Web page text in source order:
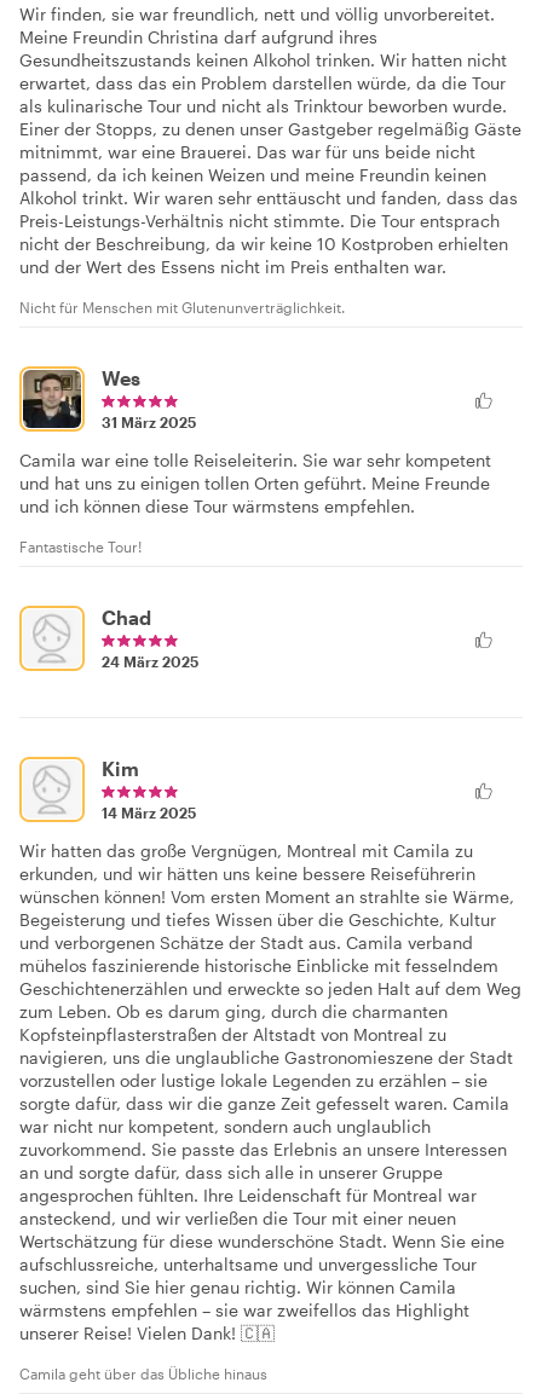
Wir finden, sie war freundlich, nett und völlig unvorbereitet.
Meine Freundin Christina darf aufgrund ihres
Gesundheitszustands keinen Alkohol trinken. Wir hatten nicht
erwartet, dass das ein Problem darstellen würde, da die Tour
als kulinarische Tour und nicht als Trinktour beworben wurde.
Einer der Stopps, zu denen unser Gastgeber regelmäßig Gäste
mitnimmt, war eine Brauerei. Das war für uns beide nicht
passend, da ich keinen Weizen und meine Freundin keinen
Alkohol trinkt. Wir waren sehr enttäuscht und fanden, dass das
Preis-Leistungs-Verhältnis nicht stimmte. Die Tour entsprach
nicht der Beschreibung, da wir keine 10 Kostproben erhielten
und der Wert des Essens nicht im Preis enthalten war.
Nicht für Menschen mit Glutenunverträglichkeit.
Wes
31 März 2025
Camila war eine tolle Reiseleiterin. Sie war sehr kompetent
und hat uns zu einigen tollen Orten geführt. Meine Freunde
und ich können diese Tour wärmstens empfehlen.
Fantastische Tour!
Chad
24 März 2025
Kim
14 März 2025
Wir hatten das große Vergnügen, Montreal mit Camila zu
erkunden, und wir hätten uns keine bessere Reiseführerin
wünschen können! Vom ersten Moment an strahlte sie Wärme,
Begeisterung und tiefes Wissen über die Geschichte, Kultur
und verborgenen Schätze der Stadt aus. Camila verband
mühelos faszinierende historische Einblicke mit fesselndem
Geschichtenerzählen und erweckte so jeden Halt auf dem Weg
zum Leben. Ob es darum ging, durch die charmanten
Kopfsteinpflasterstraßen der Altstadt von Montreal zu
navigieren, uns die unglaubliche Gastronomieszene der Stadt
vorzustellen oder lustige lokale Legenden zu erzählen – sie
sorgte dafür, dass wir die ganze Zeit gefesselt waren. Camila
war nicht nur kompetent, sondern auch unglaublich
zuvorkommend. Sie passte das Erlebnis an unsere Interessen
an und sorgte dafür, dass sich alle in unserer Gruppe
angesprochen fühlten. Ihre Leidenschaft für Montreal war
ansteckend, und wir verließen die Tour mit einer neuen
Wertschätzung für diese wunderschöne Stadt. Wenn Sie eine
aufschlussreiche, unterhaltsame und unvergessliche Tour
suchen, sind Sie hier genau richtig. Wir können Camila
wärmstens empfehlen – sie war zweifellos das Highlight
unserer Reise! Vielen Dank! 🇨🇦
Camila geht über das Übliche hinaus